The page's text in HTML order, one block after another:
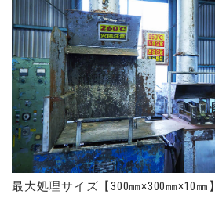
最大処理サイズ【300㎜×300㎜×10㎜】